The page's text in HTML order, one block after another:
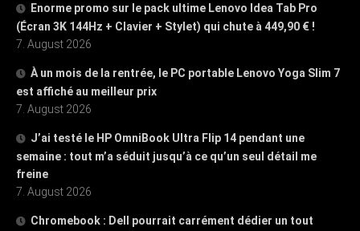
Enorme promo sur le pack ultime Lenovo Idea Tab Pro
(Écran 3K 144Hz + Clavier + Stylet) qui chute à 449,90 € !
7. August 2026
À un mois de la rentrée, le PC portable Lenovo Yoga Slim 7
est affiché au meilleur prix
7. August 2026
J’ai testé le HP OmniBook Ultra Flip 14 pendant une
semaine : tout m’a séduit jusqu’à ce qu’un seul détail me
freine
7. August 2026
Chromebook : Dell pourrait carrément dédier un tout